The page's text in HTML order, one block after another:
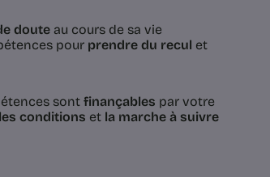
doute au cours de sa vie
pour prendre du recul et
sont finançables par votre
les conditions et la marche à suivre